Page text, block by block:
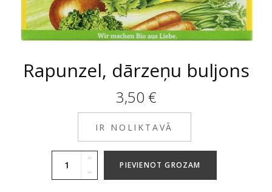
Rapunzel, dārzeņu buljons
3,50 €
IR NOLIKTAVĀ
PIEVIENOT GROZAM